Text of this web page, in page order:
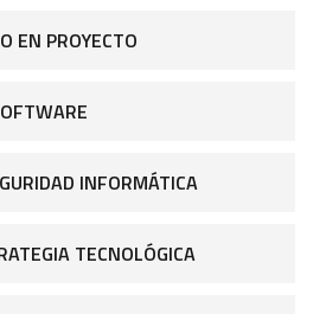
EN PROYECTO
INFORMÁTICA
TECNOLÓGICA